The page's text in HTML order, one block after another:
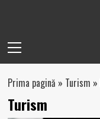
Menu
Prima pagină » Turism »
Turism